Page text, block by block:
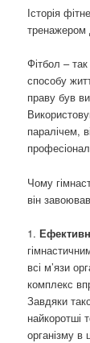
Історія
тренажером
Фітбол –
способу
праву був
паралічем,
Чому
він
1.
всі м’язи
комплекс
Завдяки
найкоротші
організму в